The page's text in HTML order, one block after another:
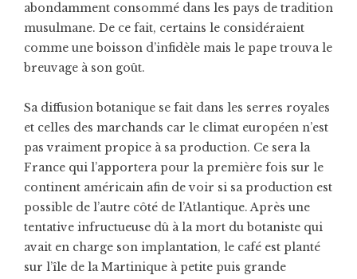
abondamment consommé dans les pays de tradition
musulmane. De ce fait, certains le considéraient
comme une boisson d’infidèle mais le pape trouva le
breuvage à son goût.
Sa diffusion botanique se fait dans les serres royales
et celles des marchands car le climat européen n’est
pas vraiment propice à sa production. Ce sera la
France qui l’apportera pour la première fois sur le
continent américain afin de voir si sa production est
possible de l’autre côté de l’Atlantique. Après une
tentative infructueuse dû à la mort du botaniste qui
avait en charge son implantation, le café est planté
sur l’île de la Martinique à petite puis grande